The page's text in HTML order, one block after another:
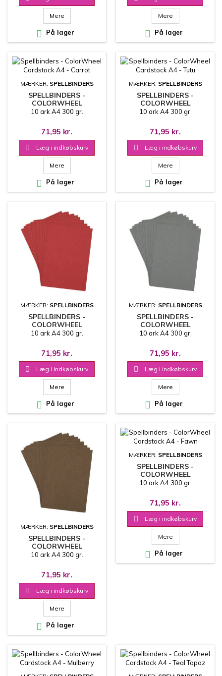
Mere
 På lager
Mere
 På lager
MÆRKER: SPELLBINDERS
SPELLBINDERS -
COLORWHEEL
CARDSTOCK A4 -
10 ark A4 300 gr.
71,95 kr.
 Læg i indkøbskurv
Mere
 På lager
MÆRKER: SPELLBINDERS
SPELLBINDERS -
COLORWHEEL
CARDSTOCK A4 - TUTU
10 ark A4 300 gr.
71,95 kr.
 Læg i indkøbskurv
Mere
 På lager
MÆRKER: SPELLBINDERS
SPELLBINDERS -
COLORWHEEL
CARDSTOCK A4 -
10 ark A4 300 gr.
71,95 kr.
 Læg i indkøbskurv
Mere
 På lager
MÆRKER: SPELLBINDERS
SPELLBINDERS -
COLORWHEEL
CARDSTOCK A4 -
10 ark A4 300 gr.
71,95 kr.
 Læg i indkøbskurv
Mere
 På lager
MÆRKER: SPELLBINDERS
SPELLBINDERS -
COLORWHEEL
CARDSTOCK A4 -
10 ark A4 300 gr.
71,95 kr.
 Læg i indkøbskurv
Mere
 På lager
MÆRKER: SPELLBINDERS
SPELLBINDERS -
COLORWHEEL
CARDSTOCK A4 - FAWN
10 ark A4 300 gr.
71,95 kr.
 Læg i indkøbskurv
Mere
 På lager